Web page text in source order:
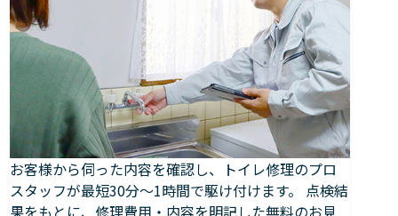
お客様から伺った内容を確認し、トイレ修理のプロ
スタッフが最短30分～1時間で駆け付けます。 点検結
果をもとに、修理費用・内容を明記した無料のお見